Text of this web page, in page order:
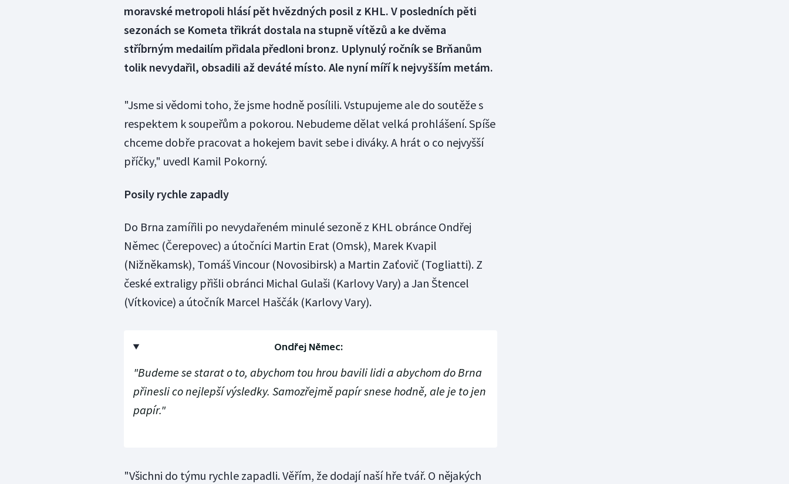
moravské metropoli hlásí pět hvězdných posil z KHL. V posledních pěti
sezonách se Kometa třikrát dostala na stupně vítězů a ke dvěma
stříbrným medailím přidala předloni bronz. Uplynulý ročník se Brňanům
tolik nevydařil, obsadili až deváté místo. Ale nyní míří k nejvyšším metám.
"Jsme si vědomi toho, že jsme hodně posílili. Vstupujeme ale do soutěže s
respektem k soupeřům a pokorou. Nebudeme dělat velká prohlášení. Spíše
chceme dobře pracovat a hokejem bavit sebe i diváky. A hrát o co nejvyšší
příčky," uvedl Kamil Pokorný.
Posily rychle zapadly
Do Brna zamířili po nevydařeném minulé sezoně z KHL obránce Ondřej
Němec (Čerepovec) a útočníci Martin Erat (Omsk), Marek Kvapil
(Nižněkamsk), Tomáš Vincour (Novosibirsk) a Martin Zaťovič (Togliatti). Z
české extraligy přišli obránci Michal Gulaši (Karlovy Vary) a Jan Štencel
(Vítkovice) a útočník Marcel Haščák (Karlovy Vary).
Ondřej Němec:
"Budeme se starat o to, abychom tou hrou bavili lidi a abychom do Brna
přinesli co nejlepší výsledky. Samozřejmě papír snese hodně, ale je to jen
papír."
"Všichni do týmu rychle zapadli. Věřím, že dodají naší hře tvář. O nějakých